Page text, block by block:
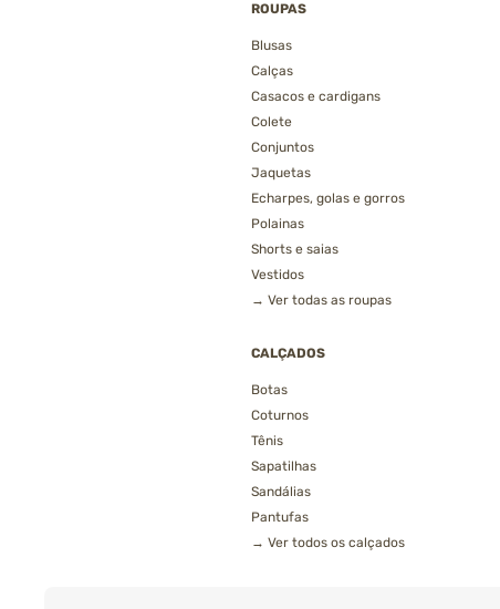
ROUPAS
Blusas
Calças
Casacos e cardigans
Colete
Conjuntos
Jaquetas
Echarpes, golas e gorros
Polainas
Shorts e saias
Vestidos
→ Ver todas as roupas
CALÇADOS
Botas
Coturnos
Tênis
Sapatilhas
Sandálias
Pantufas
→ Ver todos os calçados